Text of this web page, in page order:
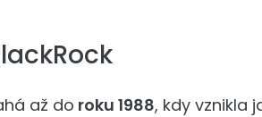
až do roku 1988, kdy vznikla